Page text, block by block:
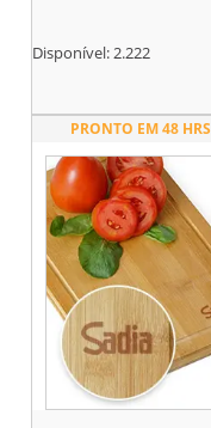
Disponível:2.222
PRONTO EM 48 HRS